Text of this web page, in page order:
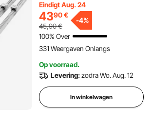
SBR20UU glijblokken, lineair
lagerblok, CNC-onderdelen
voor 3D-printer,
frezen/draaien
Eindigt Aug. 24
4390€
45,90€
-4%
100% Over
331 Weergaven Onlangs
Op voorraad.
Levering:zodra Wo. Aug. 12
In winkelwagen